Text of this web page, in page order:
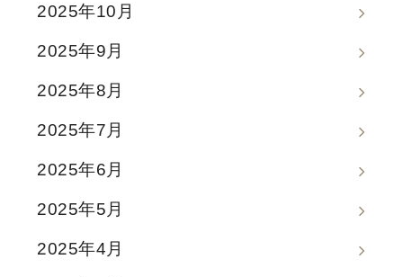
2025年10月
2025年9月
2025年8月
2025年7月
2025年6月
2025年5月
2025年4月